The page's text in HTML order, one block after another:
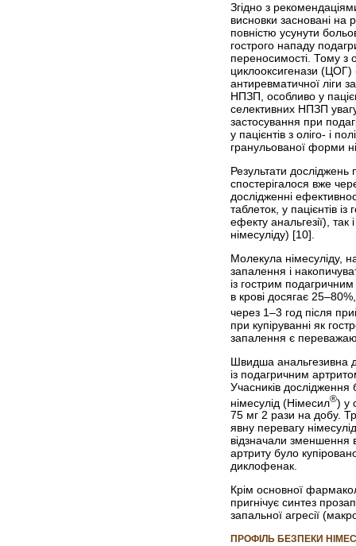
Згідно з
висновки засновані на
повністю усунути
гострого нападу
переносимості. Тому з
циклооксигенази (ЦОГ)
антиревматичної ліги
НПЗП, особливо у
селективних НПЗП
застосування при
у пацієнтів з оліго- і
гранульованої форми
Результати досліджень
спостерігалося вже
дослідженні
таблеток, у пацієнтів
ефекту анальгезії),
німесуліду) [10].
Молекула німесуліду,
запалення і
із гострим
в крові досягає
через 1–3 год після
при купіруванні як
запалення є
Швидша анальгезивна
із подагричним
Учасників
німесулід (Німесил®) у
75 мг 2 рази на добу.
явну перевагу
відзначали зменшення
артриту було
диклофенак.
Крім основної
пригнічує синтез
запальної агресії
ПРОФІЛЬ БЕЗПЕКИ